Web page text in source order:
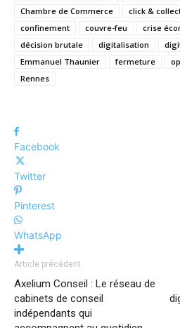
Chambre de Commerce
click &
confinement
couvre-feu crise
décision brutale
digitalisation
Emmanuel Thaunier
fermeture
Rennes
Facebook
Twitter
Pinterest
WhatsApp
Article précédent
Axelium Conseil : Le réseau de
cabinets de conseil
indépendants qui